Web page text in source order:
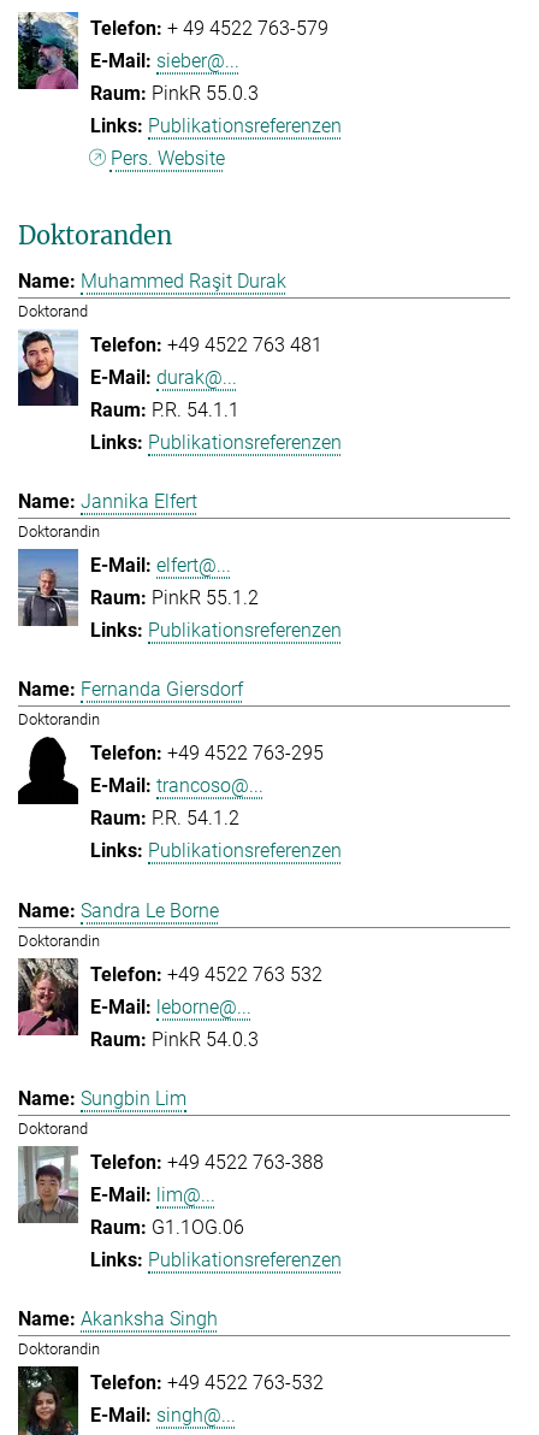
+ 49 4522 763-579
sieber@...
PinkR 55.0.3
Publikationsreferenzen
Pers. Website
Doktoranden
Muhammed Raşit Durak
Doktorand
+49 4522 763 481
durak@...
P.R. 54.1.1
Publikationsreferenzen
Jannika Elfert
Doktorandin
elfert@...
PinkR 55.1.2
Publikationsreferenzen
Fernanda Giersdorf
Doktorandin
+49 4522 763-295
trancoso@...
P.R. 54.1.2
Publikationsreferenzen
Sandra Le Borne
Doktorandin
+49 4522 763 532
leborne@...
PinkR 54.0.3
Sungbin Lim
Doktorand
+49 4522 763-388
lim@...
G1.1OG.06
Publikationsreferenzen
Akanksha Singh
Doktorandin
+49 4522 763-532
singh@...